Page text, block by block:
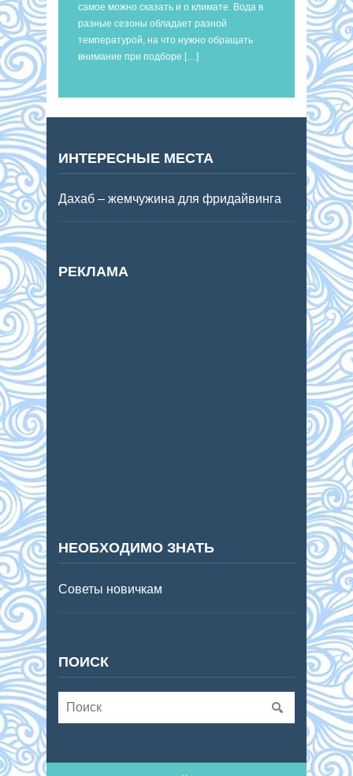
самое можно сказать и о климате. Вода в
разные сезоны обладает разной
температурой, на что нужно обращать
внимание при подборе […]
ИНТЕРЕСНЫЕ МЕСТА
Дахаб – жемчужина для фридайвинга
РЕКЛАМА
НЕОБХОДИМО ЗНАТЬ
Советы новичкам
ПОИСК